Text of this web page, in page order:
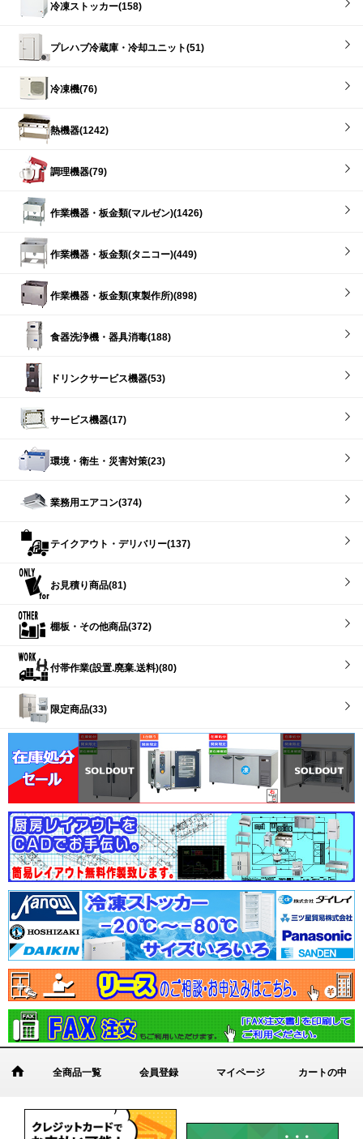
冷凍ストッカー(158)
プレハブ冷蔵庫・冷却ユニット(51)
冷凍機(76)
熱機器(1242)
調理機器(79)
作業機器・板金類(マルゼン)(1426)
作業機器・板金類(タニコー)(449)
作業機器・板金類(東製作所)(898)
食器洗浄機・器具消毒(188)
ドリンクサービス機器(53)
サービス機器(17)
環境・衛生・災害対策(23)
業務用エアコン(374)
テイクアウト・デリバリー(137)
お見積り商品(81)
棚板・その他商品(372)
付帯作業(設置.廃棄.送料)(80)
限定商品(33)
全商品一覧 会員登録 マイページ カートの中